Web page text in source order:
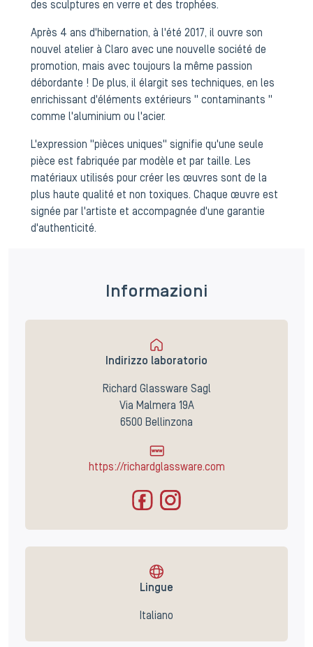
des sculptures en verre et des trophées.
Après 4 ans d'hibernation, à l'été 2017, il ouvre son
nouvel atelier à Claro avec une nouvelle société de
promotion, mais avec toujours la même passion
débordante ! De plus, il élargit ses techniques, en les
enrichissant d'éléments extérieurs " contaminants "
comme l'aluminium ou l'acier.
L'expression "pièces uniques" signifie qu'une seule
pièce est fabriquée par modèle et par taille. Les
matériaux utilisés pour créer les œuvres sont de la
plus haute qualité et non toxiques. Chaque œuvre est
signée par l'artiste et accompagnée d'une garantie
d'authenticité.
Informazioni
Indirizzo laboratorio
Richard Glassware Sagl
Via Malmera 19A
6500 Bellinzona
https://richardglassware.com
Lingue
Italiano